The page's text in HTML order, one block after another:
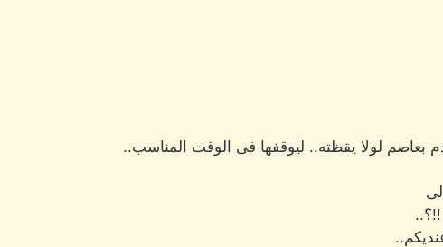
بعاصم لولا يقظته.. ليوقفها فى الوقت المناسب..